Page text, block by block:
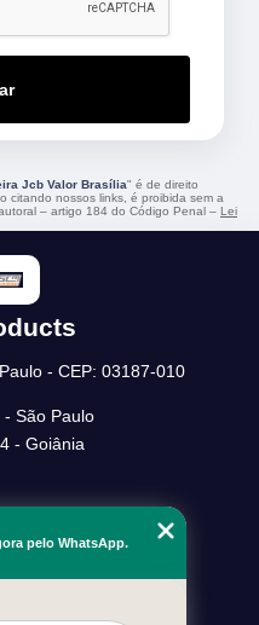
Jcb Valor Brasília" é de direito
citando nossos links, é proibida sem a
– artigo 184 do Código Penal – Lei
- CEP: 03187-010
São Paulo
- Goiânia
pelo WhatsApp.